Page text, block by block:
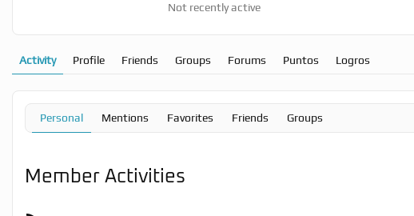
Not recently active
Activity Profile Friends Groups Forums Puntos Logros
Personal Mentions Favorites Friends Groups
Member Activities